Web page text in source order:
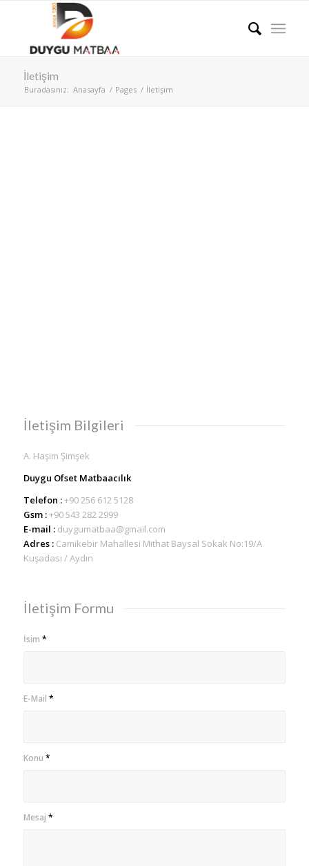
İletişim
Buradasınız: Anasayfa / Pages / İletişim
İletişim Bilgileri
A. Haşim Şimşek
Duygu Ofset Matbaacılık
Telefon :+90 256 612 5128
Gsm :+90 543 282 2999
E-mail :duygumatbaa@gmail.com
Adres :Camikebir Mahallesi Mithat Baysal Sokak No:19/A
Kuşadası / Aydın
İletişim Formu
İsim *
E-Mail *
Konu *
Mesaj *